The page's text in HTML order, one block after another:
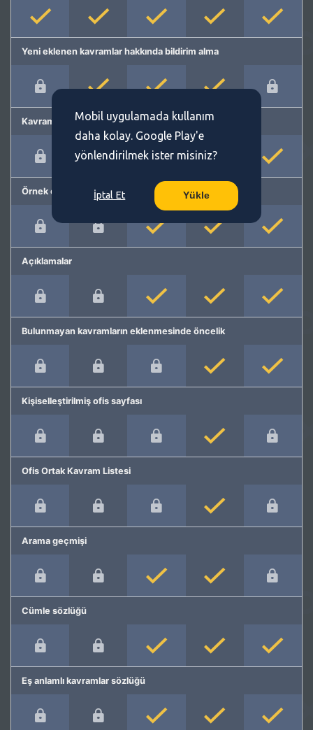
Yeni eklenen kavramlar hakkında bildirim alma
Kavram önerme
Örnek cümleler
Açıklamalar
Bulunmayan kavramların eklenmesinde öncelik
Kişiselleştirilmiş ofis sayfası
Ofis Ortak Kavram Listesi
Arama geçmişi
Cümle sözlüğü
Eş anlamlı kavramlar sözlüğü
Mobil uygulamada kullanım
daha kolay. Google Play'e
yönlendirilmek ister misiniz?
İptal Et Yükle